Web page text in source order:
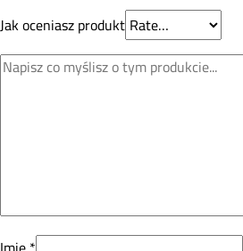
Jak oceniasz produkt